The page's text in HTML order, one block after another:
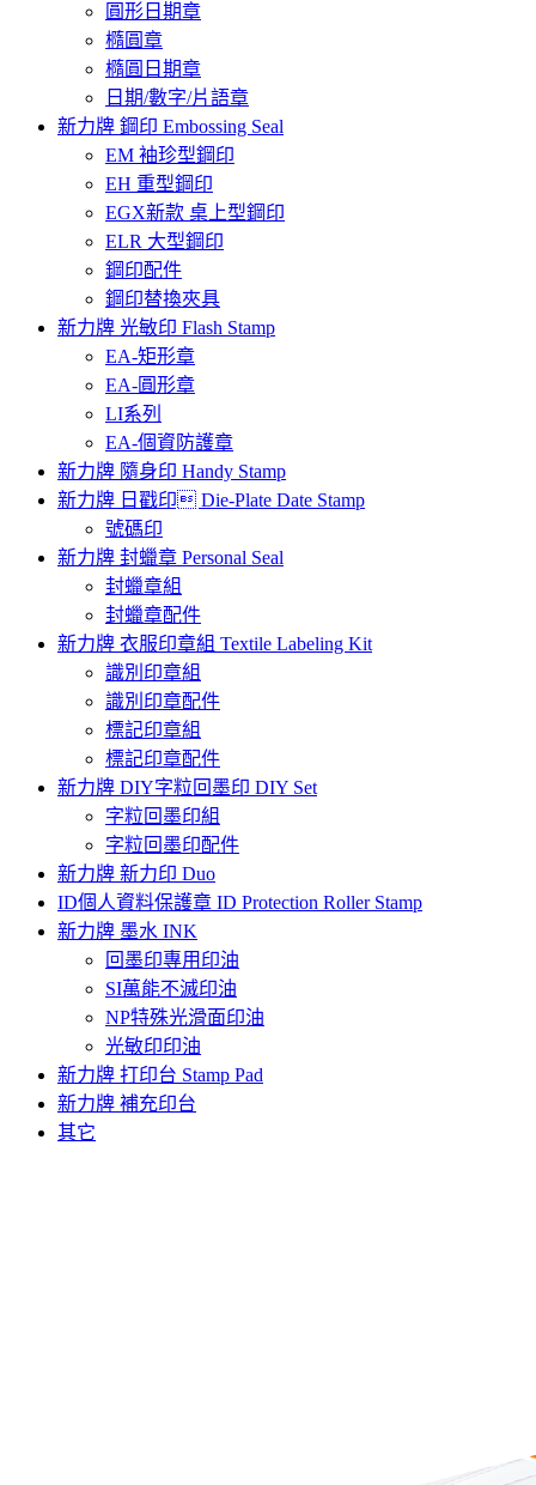
圓形日期章
橢圓章
橢圓日期章
日期/數字/片語章
新力牌 鋼印 Embossing Seal
EM 袖珍型鋼印
EH 重型鋼印
EGX新款 桌上型鋼印
ELR 大型鋼印
鋼印配件
鋼印替換夾具
新力牌 光敏印 Flash Stamp
EA-矩形章
EA-圓形章
LI系列
EA-個資防護章
新力牌 隨身印 Handy Stamp
新力牌 日戳印 Die-Plate Date Stamp
號碼印
新力牌 封蠟章 Personal Seal
封蠟章組
封蠟章配件
新力牌 衣服印章組 Textile Labeling Kit
識別印章組
識別印章配件
標記印章組
標記印章配件
新力牌 DIY字粒回墨印 DIY Set
字粒回墨印組
字粒回墨印配件
新力牌 新力印 Duo
ID個人資料保護章 ID Protection Roller Stamp
新力牌 墨水 INK
回墨印專用印油
SI萬能不滅印油
NP特殊光滑面印油
光敏印印油
新力牌 打印台 Stamp Pad
新力牌 補充印台
其它